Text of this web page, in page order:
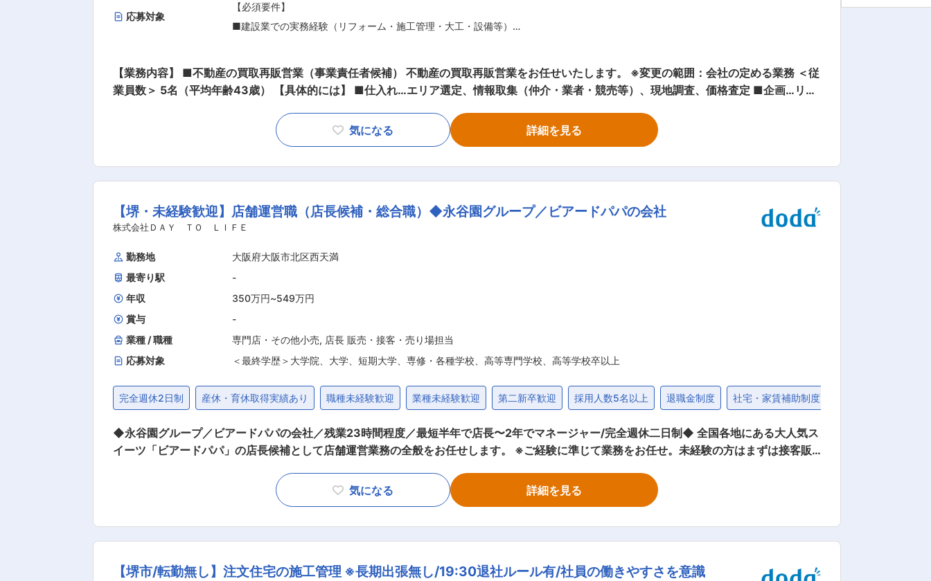
応募対象
【必須要件】
■建設業での実務経験（リフォーム・施工管理・大工・設備等）
■普通自動車免許（AT限定可）
■基本的なPCスキル
【歓迎条件】
■建築士・施工管理技士・電気工事士・宅建など建築・施工の資格
■Excel／スプレッドシートでのKPI管理
【業務内容】 ■不動産の買取再販営業（事業責任者候補） 不動産の買取再販営業をお任せいたします。 ※変更の範囲：会社の定める業務 ＜従
業員数＞ 5名（平均年齢43歳） 【具体的には】 ■仕入れ…エリア選定、情報取集（仲介・業者・競売等）、現地調査、価格査定 ■企画…リフ
行手配、工程・品質、コスト管理 ■販売…販売戦略立案、広告出稿、反響対応、内見～クロージング、アフターフォロー ・KPI管理…仕入れ件
数、粗利、在庫回転日数、販売効率ノモニタリング ＜アピールポイント＞ ・充実した福利厚生のもと、長期的に安定して働ける環境です。 ・
ら管理まで一貫して対応しています。 ◇注文住宅事業 一人ひとりの理想を丁寧にヒアリングし、設計から施工までをオーダーメイドで提供。
「こんな家に住みたい」という漠然とした理想を、具体的な住まいとして実現する力があります。 ◇老人ホーム建設事業 関連会社と連携し、
関する情報提供や相談も受け付けており、不動産の有効活用をサポートする体制も整えています。
気になる 詳細を見る
【堺・未経験歓迎】店舗運営職（店長候補・総合職）◆永谷園グループ／ビアードパパの会社
株式会社ＤＡＹ ＴＯ ＬＩＦＥ
勤務地
大阪府大阪市北区西天満
最寄り駅
-
年収
350万円~549万円
賞与
-
業種 / 職種
専門店・その他小売, 店長 販売・接客・売り場担当
応募対象
＜最終学歴＞大学院、大学、短期大学、専修・各種学校、高等専門学校、高等学校卒以上
完全週休2日制 産休・育休取得実績あり 職種未経験歓迎 業種未経験歓迎 第二新卒歓迎 採用人数5名以上 退職金制度 社宅・家賃補助制度
◆永谷園グループ／ビアードパパの会社／残業23時間程度／最短半年で店長〜2年でマネージャー/完全週休二日制◆ 全国各地にある大人気ス
イーツ「ビアードパパ」の店長候補として店舗運営業務の全般をお任せします。 ※ご経験に準じて業務をお任せ。未経験の方はまずは接客販
管理・売場管理・売上管理・労務管理・数値管理 ■入社後の流れ： ・入社直後は、座学研修を1日かけて行います。その後、先輩のサポート
店舗）→マネージャー（エリア担当：30店舗） ※1年で店長、1年でアシスタントマネージャー、1~2年でマネージャーに上がった事例もござ
気になる 詳細を見る
【堺市/転勤無し】注文住宅の施工管理 ※長期出張無し/19:30退社ルール有/社員の働きやすさを意識